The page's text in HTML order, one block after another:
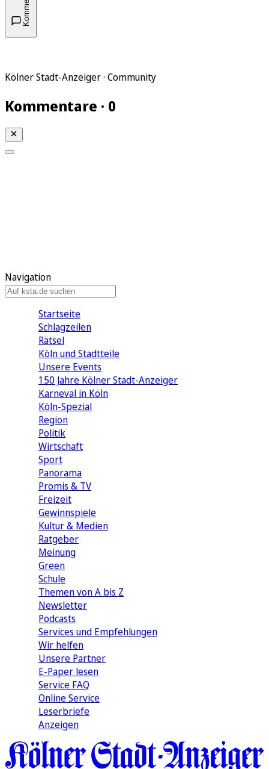
Kölner Stadt-Anzeiger · Community
Kommentare · 0
Navigation
Startseite
Schlagzeilen
Rätsel
Köln und Stadtteile
Unsere Events
150 Jahre Kölner Stadt-Anzeiger
Karneval in Köln
Köln-Spezial
Region
Politik
Wirtschaft
Sport
Panorama
Promis & TV
Freizeit
Gewinnspiele
Kultur & Medien
Ratgeber
Meinung
Green
Schule
Themen von A bis Z
Newsletter
Podcasts
Services und Empfehlungen
Wir helfen
Unsere Partner
E-Paper lesen
Service FAQ
Online Service
Leserbriefe
Anzeigen